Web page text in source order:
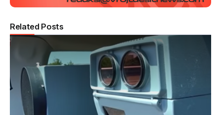
Related Posts